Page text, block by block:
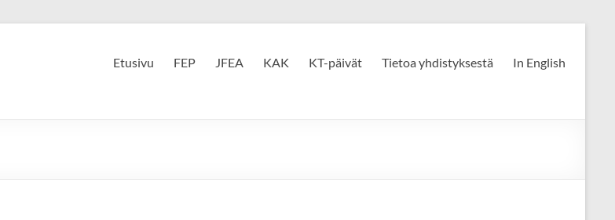
Etusivu FEP JFEA KAK KT-päivät Tietoa yhdistyksestä In English